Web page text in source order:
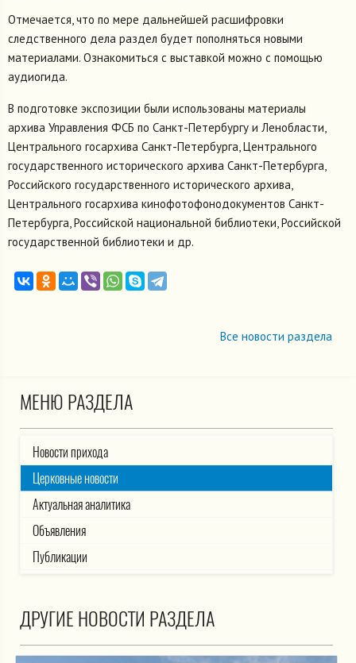
Отмечается, что по мере дальнейшей расшифровки
следственного дела раздел будет пополняться новыми
материалами. Ознакомиться с выставкой можно с помощью
аудиогида.
В подготовке экспозиции были использованы материалы
архива Управления ФСБ по Санкт-Петербургу и Ленобласти,
Центрального госархива Санкт-Петербурга, Центрального
государственного исторического архива Санкт-Петербурга,
Российского государственного исторического архива,
Центрального госархива кинофотофонодокументов Санкт-
Петербурга, Российской национальной библиотеки, Российской
государственной библиотеки и др.
Все новости раздела
МЕНЮ РАЗДЕЛА
Новости прихода
Церковные новости
Актуальная аналитика
Объявления
Публикации
ДРУГИЕ НОВОСТИ РАЗДЕЛА